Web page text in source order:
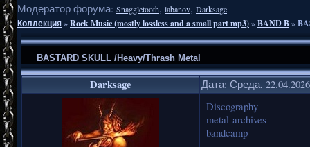
Модератор форума: Snaggletooth, labanov, Darksage
Коллекция»Rock Music (mostly lossless and a small part mp3)»BAND B»
BASTARD SKULL /Heavy/Thrash Metal
Darksage Дата: Среда,
Discography
metal-archives
bandcamp